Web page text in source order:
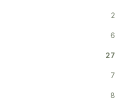
2
6
27
7
8